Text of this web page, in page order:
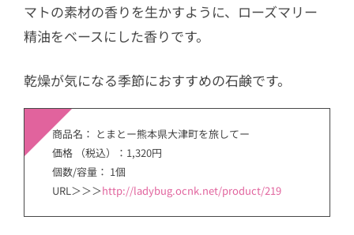
マトの素材の香りを生かすように、ローズマリー
精油をベースにした香りです。
乾燥が気になる季節におすすめの石鹸です。
商品名： とまとー熊本県大津町を旅してー
価格 （税込）：1,320円
個数/容量： 1個
URL＞＞＞http://ladybug.ocnk.net/product/219